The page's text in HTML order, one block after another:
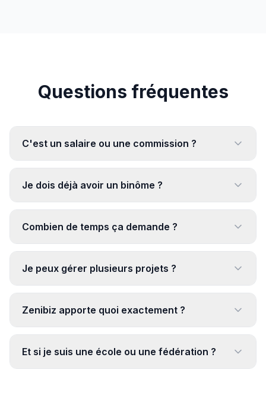
Questions fréquentes
C'est un salaire ou une commission ?
Je dois déjà avoir un binôme ?
Combien de temps ça demande ?
Je peux gérer plusieurs projets ?
Zenibiz apporte quoi exactement ?
Et si je suis une école ou une fédération ?